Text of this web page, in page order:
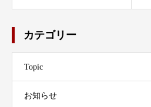
カテゴリー
Topic
お知らせ